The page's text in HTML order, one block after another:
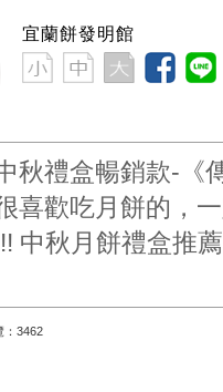
宜蘭餅發明館
秋禮盒暢銷款-《
喜歡吃月餅的，
中秋月餅禮盒推
：3462